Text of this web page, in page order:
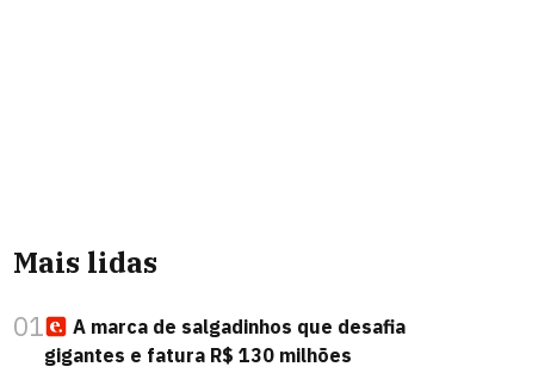
Mais lidas
01
A marca de salgadinhos que desafia
gigantes e fatura R$ 130 milhões